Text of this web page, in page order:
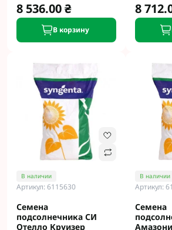
8 536.00 ₴
В корзину
8
В наличии
Артикул: 6115630
Семена
подсолнечника СИ
Отелло Круизер
В наличии
Артикул:
Семена